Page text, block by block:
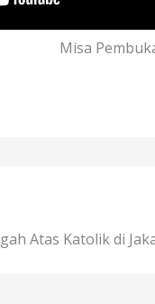
Misa
Atas Katolik di